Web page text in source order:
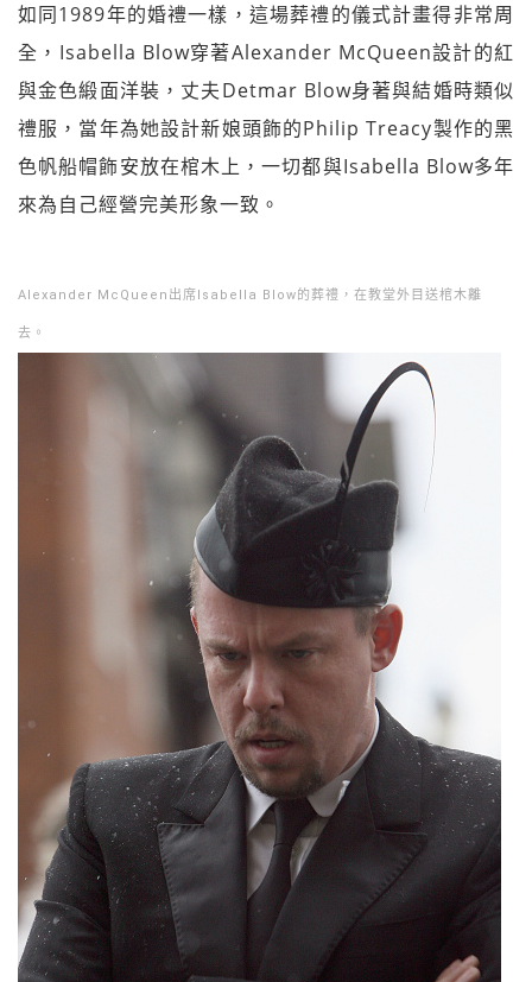
如同1989年的婚禮一樣，這場葬禮的儀式計畫得非常周
全，Isabella Blow穿著Alexander McQueen設計的紅
與金色緞面洋裝，丈夫Detmar Blow身著與結婚時類似
禮服，當年為她設計新娘頭飾的Philip Treacy製作的黑
色帆船帽飾安放在棺木上，一切都與Isabella Blow多年
來為自己經營完美形象一致。
Alexander McQueen出席Isabella Blow的葬禮，在教堂外目送棺木離
去。